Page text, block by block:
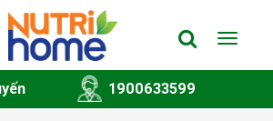
Toggle
1900633599